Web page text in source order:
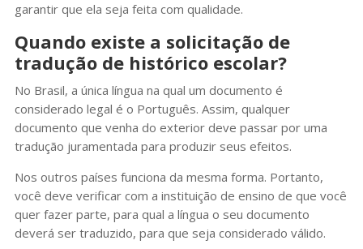
garantir que ela seja feita com qualidade.
Quando existe a solicitação de
tradução de histórico escolar?
No Brasil, a única língua na qual um documento é
considerado legal é o Português. Assim, qualquer
documento que venha do exterior deve passar por uma
tradução juramentada para produzir seus efeitos.
Nos outros países funciona da mesma forma. Portanto,
você deve verificar com a instituição de ensino de que você
quer fazer parte, para qual a língua o seu documento
deverá ser traduzido, para que seja considerado válido.